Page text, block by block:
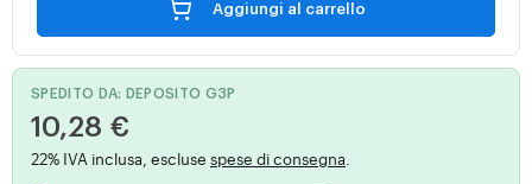
Aggiungi al carrello
SPEDITO DA: DEPOSITO G3P
10,28 €
22% IVA inclusa, escluse spese di consegna